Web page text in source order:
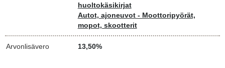
huoltokäsikirjat
Autot, ajoneuvot - Moottoripyörät,
mopot, skootterit
Arvonlisävero 13,50%